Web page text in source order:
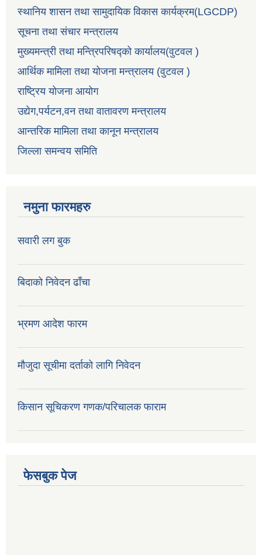
स्थानिय शासन तथा सामुदायिक विकास कार्यक्रम(LGCDP)
सूचना तथा संचार मन्त्रालय
मुख्यमन्त्री तथा मन्त्रिपरिषद्को कार्यालय(वुटवल )
आर्थिक मामिला तथा योजना मन्त्रालय (वुटवल )
राष्ट्रिय योजना आयोग
उद्येग,पर्यटन,वन तथा वातावरण मन्त्रालय
आन्तरिक मामिला तथा कानून मन्त्रालय
जिल्ला समन्वय समिति
नमुना फारमहरु
सवारी लग बुक
बिदाको निवेदन ढाँचा
भ्रमण आदेश फारम
मौजुदा सूचीमा दर्ताको लागि निवेदन
किसान सूचिकरण गणक/परिचालक फाराम
फेसबुक पेज